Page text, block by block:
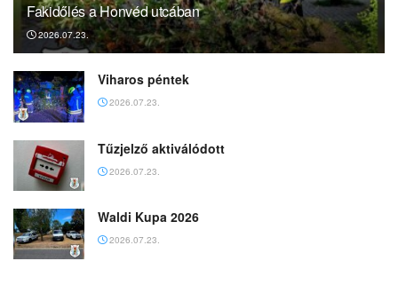
Fakidőlés a Honvéd utcában
2026.07.23.
Viharos péntek
2026.07.23.
Tűzjelző aktiválódott
2026.07.23.
Waldi Kupa 2026
2026.07.23.